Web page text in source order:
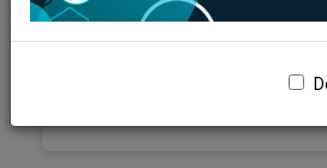
यह पृष्ठ हिंदी में उपलब्ध नहीं है, कृपया